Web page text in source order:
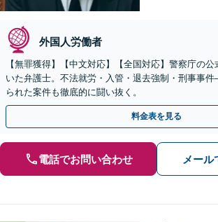
外国人労働者
【無罪獲得】【中文対応】【全国対応】警察庁の
いた弁護士。不法就労・入管・退去強制・刑事事
られた案件も徹底的に闘い抜く。
料金表を見る
電話でお問い合わせ メール